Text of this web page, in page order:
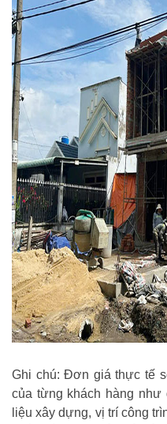
Ghi chú: Đơn giá thực tế
của từng khách hàng như
liệu xây dựng, vị trí công